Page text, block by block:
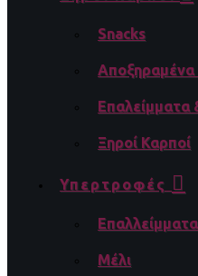
Snacks
Ξηροί Καρποί
Υπερτροφές
Μέλι